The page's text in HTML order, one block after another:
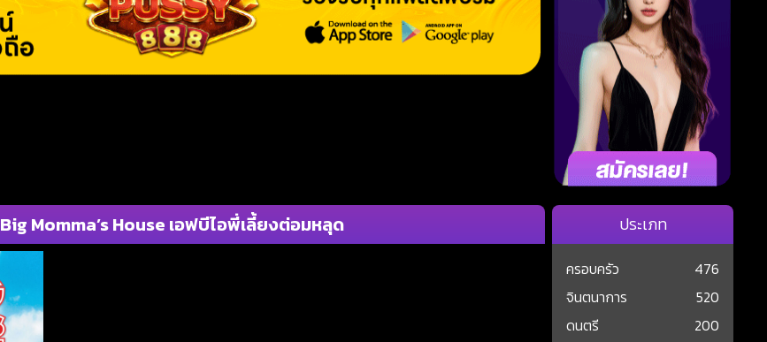
Big Momma’s House เอฟบีไอพี่เลี้ยงต่อมหลุด ประเภท
ครอบครัว
476
จินตนาการ
520
ดนตรี
200